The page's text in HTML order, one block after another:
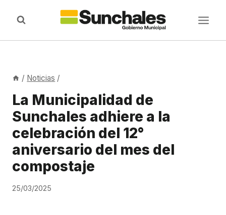
/ Noticias /
La Municipalidad de
Sunchales adhiere a la
celebración del 12°
aniversario del mes del
compostaje
25/03/2025